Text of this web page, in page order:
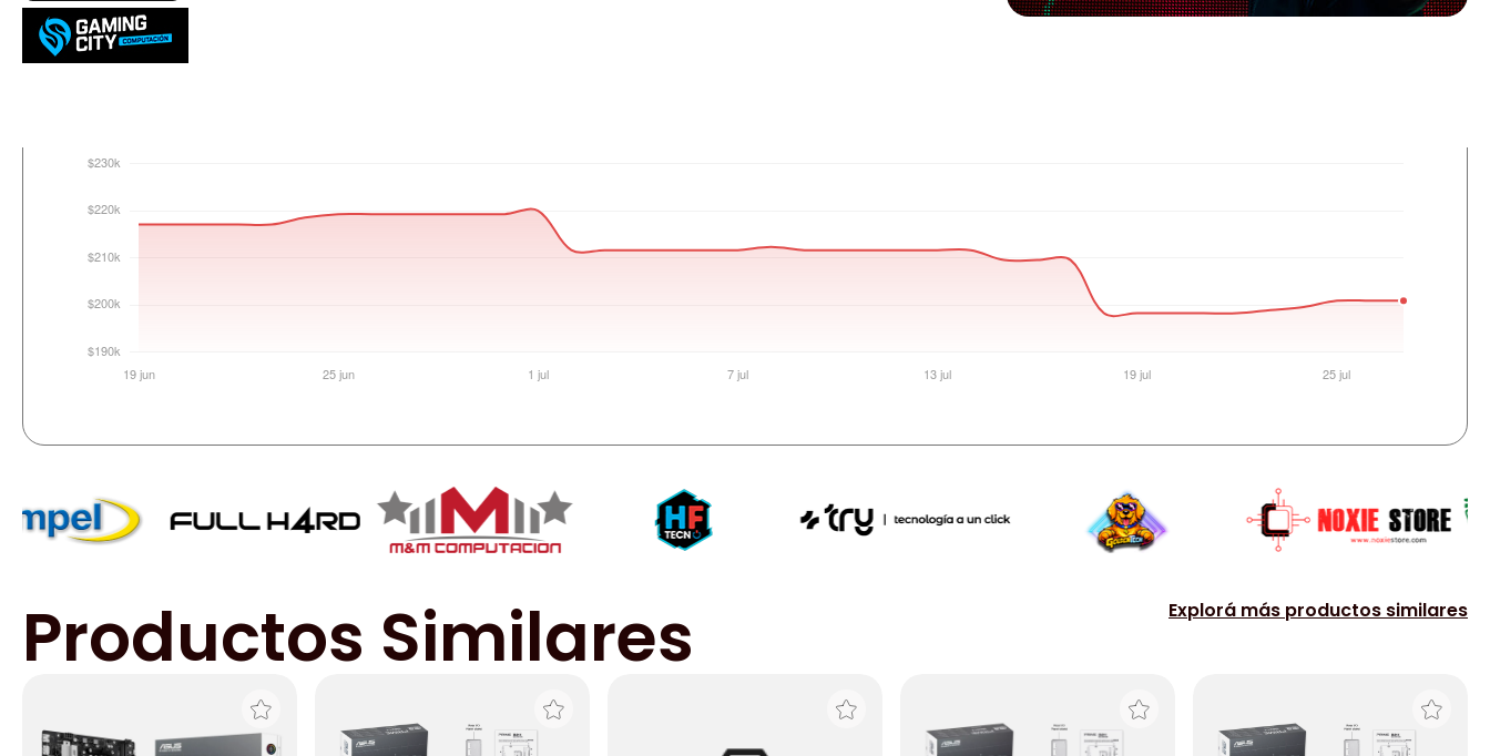
Productos Similares Explorá más productos similares